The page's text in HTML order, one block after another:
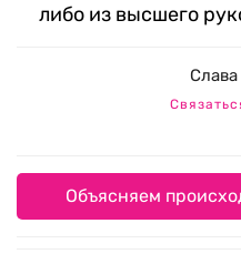
либо из высшего
Объясняем